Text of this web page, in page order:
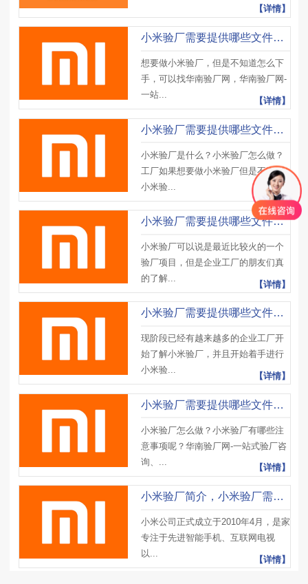
【详情】
小米验厂需要提供哪些文件（六）小米验厂清单
想要做小米验厂，但是不知道怎么下
手，可以找华南验厂网，华南验厂网-
一站...
【详情】
小米验厂需要提供哪些文件（五）小米验厂清单
小米验厂是什么？小米验厂怎么做？
工厂如果想要做小米验厂但是不了解
小米验...
【详情】
小米验厂需要提供哪些文件（四）小米验厂清单
小米验厂可以说是最近比较火的一个
验厂项目，但是企业工厂的朋友们真
的了解...
【详情】
小米验厂需要提供哪些文件（三）小米验厂清单
现阶段已经有越来越多的企业工厂开
始了解小米验厂，并且开始着手进行
小米验...
【详情】
小米验厂需要提供哪些文件（二）小米验厂清单
小米验厂怎么做？小米验厂有哪些注
意事项呢？华南验厂网-一站式验厂咨
询、...
【详情】
小米验厂简介，小米验厂需要提供哪些文件（一）小米验厂清单
小米公司正式成立于2010年4月，是家
专注于先进智能手机、互联网电视
以...
【详情】